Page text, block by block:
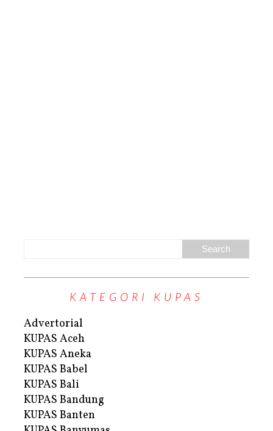
KATEGORI KUPAS
Advertorial
KUPAS Aceh
KUPAS Aneka
KUPAS Babel
KUPAS Bali
KUPAS Bandung
KUPAS Banten